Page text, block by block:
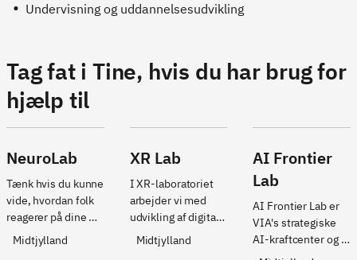
Undervisning og uddannelsesudvikling
Tag fat i Tine, hvis du har brug for
hjælp til
NeuroLab
Tænk hvis du kunne
vide, hvordan folk
reagerer på dine
produkter, designs
og kommunikation?
Midtjylland
XR Lab
I XR-laboratoriet
arbejder vi med
udvikling af digitale
medier med fokus
på augmented
Midtjylland
AI Frontier
Lab
AI Frontier Lab er
VIA's strategiske
AI-kraftcenter og
en aktiv medspiller